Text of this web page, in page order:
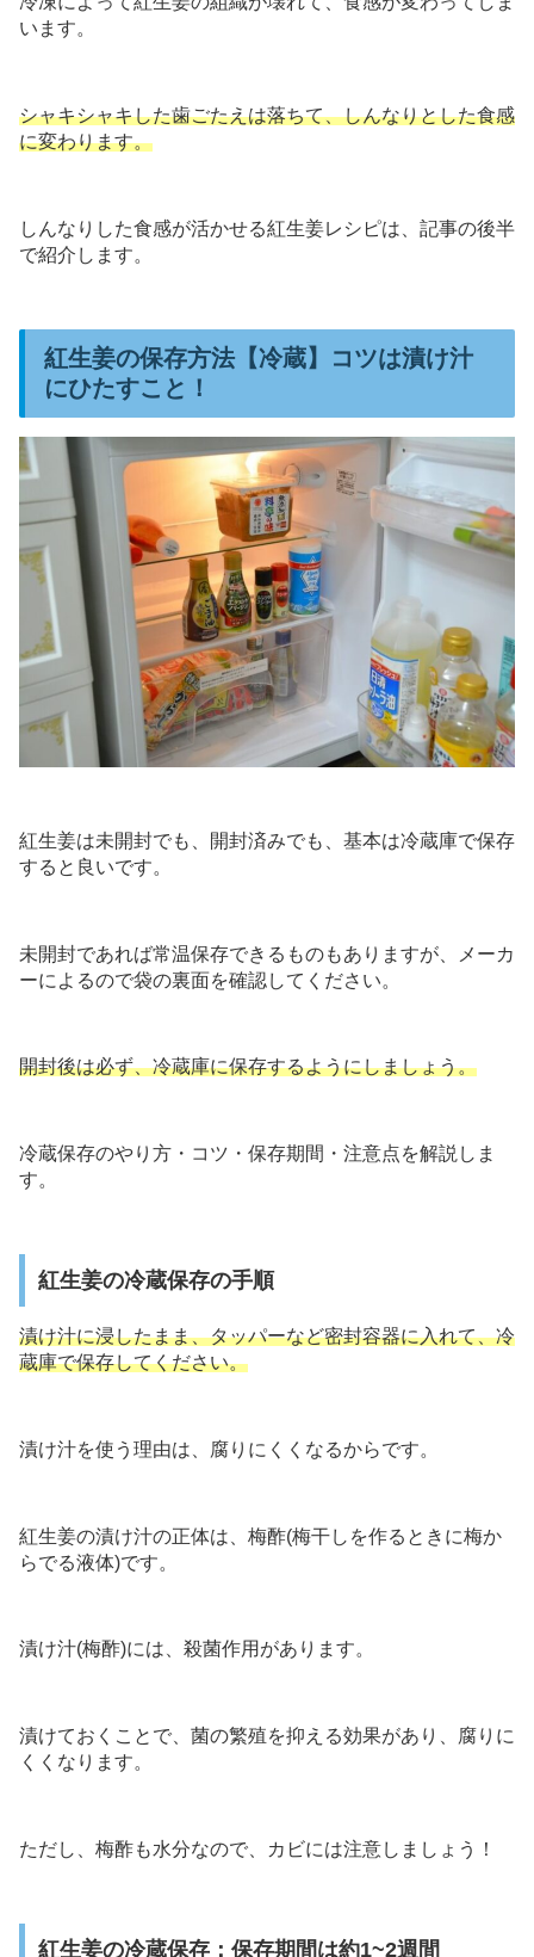
います。
シャキシャキした歯ごたえは落ちて、しんなりとした食感
に変わります。
しんなりした食感が活かせる紅生姜レシピは、記事の後半
で紹介します。
紅生姜の保存方法【冷蔵】コツは漬け汁
にひたすこと！
紅生姜は未開封でも、開封済みでも、基本は冷蔵庫で保存
すると良いです。
未開封であれば常温保存できるものもありますが、メーカ
ーによるので袋の裏面を確認してください。
開封後は必ず、冷蔵庫に保存するようにしましょう。
冷蔵保存のやり方・コツ・保存期間・注意点を解説しま
す。
紅生姜の冷蔵保存の手順
漬け汁に浸したまま、タッパーなど密封容器に入れて、冷
蔵庫で保存してください。
漬け汁を使う理由は、腐りにくくなるからです。
紅生姜の漬け汁の正体は、梅酢(梅干しを作るときに梅か
らでる液体)です。
漬け汁(梅酢)には、殺菌作用があります。
漬けておくことで、菌の繁殖を抑える効果があり、腐りに
くくなります。
ただし、梅酢も水分なので、カビには注意しましょう！
紅生姜の冷蔵保存：保存期間は約1~2週間